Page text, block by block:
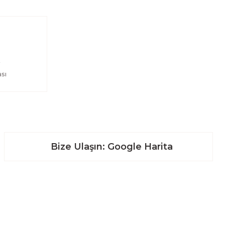
Bize Ulaşın: Google Harita